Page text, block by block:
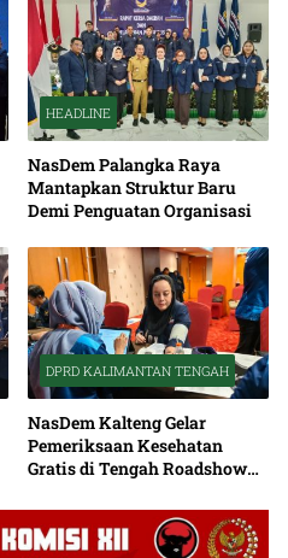
HEADLINE
NasDem Palangka Raya
Mantapkan Struktur Baru
Demi Penguatan Organisasi
DPRD KALIMANTAN TENGAH
NasDem Kalteng Gelar
Pemeriksaan Kesehatan
Gratis di Tengah Roadshow